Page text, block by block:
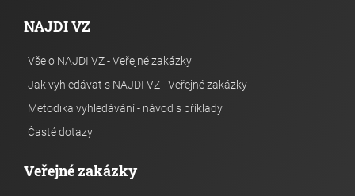
NAJDI VZ
Vše o NAJDI VZ - Veřejné zakázky
Jak vyhledávat s NAJDI VZ - Veřejné zakázky
Metodika vyhledávání - návod s příklady
Časté dotazy
Veřejné zakázky